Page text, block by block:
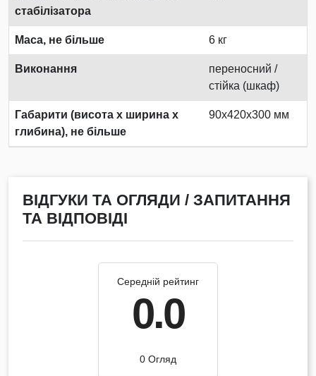
стабілізатора
Маса, не більше 6 кг
Виконання
переносний /
стійка (шкаф)
Габарити (висота х ширина х
глибина), не більше
90x420x300 мм
ВІДГУКИ ТА ОГЛЯДИ / ЗАПИТАННЯ
ТА ВІДПОВІДІ
Середній рейтинг
0.0
0 Огляд